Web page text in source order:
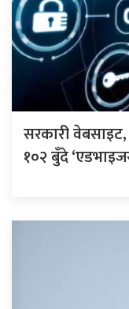
सरकारी
१०२ बुँदे